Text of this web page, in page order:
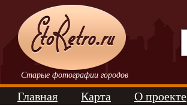
Старые фотографии городов
Главная Карта О проекте